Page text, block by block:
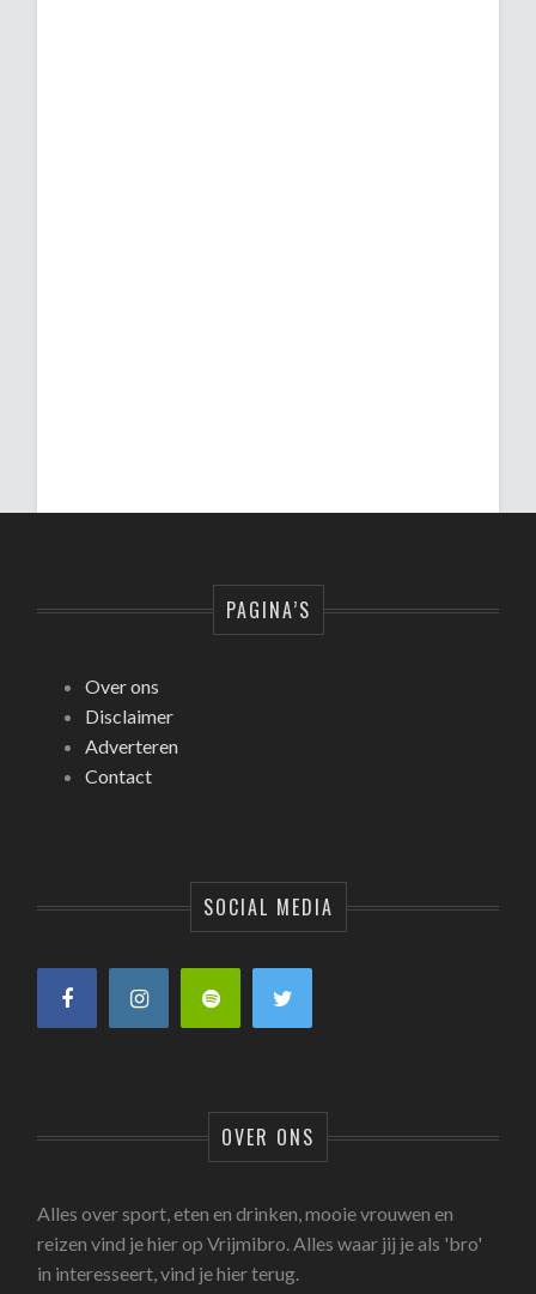
PAGINA’S
Over ons
Disclaimer
Adverteren
Contact
SOCIAL MEDIA
OVER ONS
Alles over sport, eten en drinken, mooie vrouwen en
reizen vind je hier op Vrijmibro. Alles waar jij je als 'bro'
in interesseert, vind je hier terug.